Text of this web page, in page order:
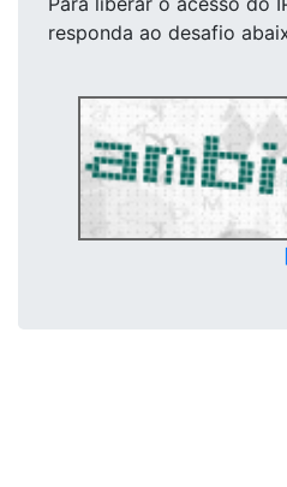
responda ao desafio